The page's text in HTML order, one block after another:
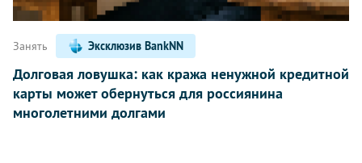
Занять Эксклюзив BankNN
Долговая ловушка: как кража ненужной кредитной
карты может обернуться для россиянина
многолетними долгами